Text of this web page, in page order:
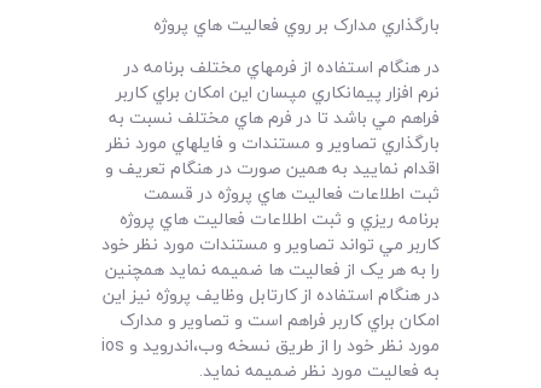
بارگذاري مدارک بر روي فعاليت هاي پروژه
در هنگام استفاده از فرمهاي مختلف برنامه در
نرم افزار پيمانکاري مپسان اين امکان براي کاربر
فراهم مي باشد تا در فرم هاي مختلف نسبت به
بارگذاري تصاوير و مستندات و فايلهاي مورد نظر
اقدام نماييد به همين صورت در هنگام تعريف و
ثبت اطلاعات فعاليت هاي پروژه در قسمت
برنامه ريزي و ثبت اطلاعات فعاليت هاي پروژه
کاربر مي تواند تصاوير و مستندات مورد نظر خود
را به هر يک از فعاليت ها ضميمه نمايد همچنين
در هنگام استفاده از کارتابل وظايف پروژه نيز اين
امکان براي کاربر فراهم است و تصاوير و مدارک
مورد نظر خود را از طريق نسخه‌ وب،اندرويد و ios
به فعاليت مورد نظر ضميمه نمايد.